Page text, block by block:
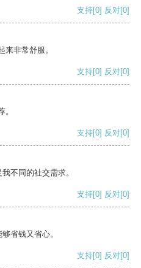
支持[0] 反对[0]
非常舒服。
支持[0] 反对[0]
支持[0] 反对[0]
不同的社交需求。
支持[0] 反对[0]
省钱又省心。
支持[0] 反对[0]